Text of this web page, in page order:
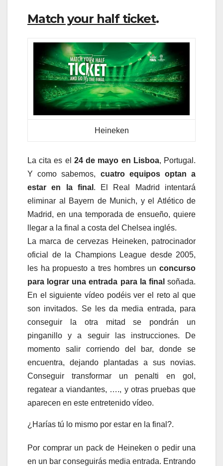
Match your half ticket.
Heineken
La cita es el 24 de mayo en Lisboa, Portugal.
Y como sabemos, cuatro equipos optan a
estar en la final . El Real Madrid intentará
eliminar al Bayern de Munich, y el Atlético de
Madrid, en una temporada de ensueño, quiere
llegar a la final a costa del Chelsea inglés.
La marca de cervezas Heineken, patrocinador
oficial de la Champions League desde 2005,
les ha propuesto a tres hombres un concurso
para lograr una entrada para la final soñada.
En el siguiente vídeo podéis ver el reto al que
son invitados. Se les da media entrada, para
conseguir la otra mitad se pondrán un
pinganillo y a seguir las instrucciones. De
momento salir corriendo del bar, donde se
encuentra, dejando plantadas a sus novias.
Conseguir transformar un penalti en gol,
regatear a viandantes, …., y otras pruebas que
aparecen en este entretenido vídeo.
¿Harías tú lo mismo por estar en la final?.
Por comprar un pack de Heineken o pedir una
en un bar conseguirás media entrada. Entrando